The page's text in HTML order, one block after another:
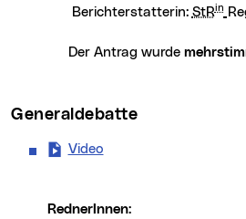
Berichterstatterin: StRin
Der Antrag wurde
Generaldebatte
Video
RednerInnen: